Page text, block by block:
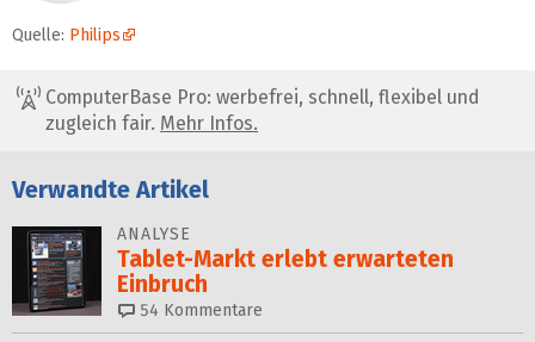
Quelle: Philips
ComputerBase Pro: werbefrei, schnell, flexibel und
zugleich fair. Mehr Infos.
Verwandte Artikel
ANALYSE
Tablet-Markt erlebt erwarteten
Einbruch
54 Kommentare